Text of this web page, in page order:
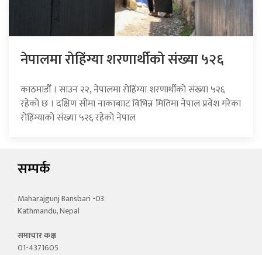
नेपालमा रोहिंग्या शरणार्थीको संख्या ५२६
काठमाडौँ । साउन २२, नेपालमा रोहिंग्या शरणार्थीको संख्या ५२६
रहेको छ । दक्षिण सीमा नाकाबााट विभिन्न मितिमा नेपाल प्रवेश गरेका
रोहिंग्याको संख्या ५२६ रहेको नेपाल
सम्पर्क
Maharajgunj Bansbari -03
Kathmandu, Nepal
समाचार कक्ष
01-4371605